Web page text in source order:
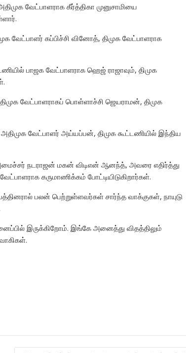
வேட்பாளராக கீர்த்திகா முனுசாமியை
வேட்பாளர் கப்பிச்சி வினோத், திமுக வேட்பாளராக
பாஜக வேட்பாளராக ஹெஜ் ராஜாவும், திமுக
வேட்பாளராகப் பொள்ளாச்சி ஜெயராமன், திமுக
வேட்பாளர் அய்யப்பன், திமுக கூட்டணியில் இந்திய
நடராஜன் மகன் விடிஎன் ஆனந்த், அவரை எதிர்த்து
கருமாணிக்கம் போட்டியிடுகிறார்கள்.
பலன் பெற்றுள்ளவர்கள் சார்ந்த வாக்குகள், நாயுடு
இருக்கிறோம். இங்கே அனைத்து விதத்திலும்